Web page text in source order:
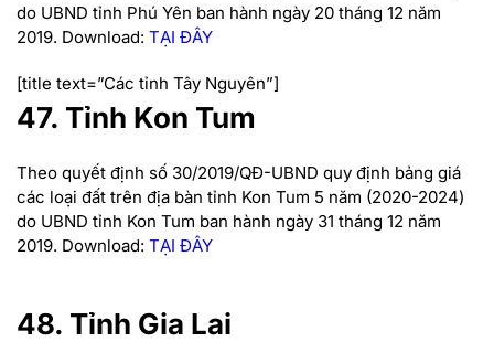
do UBND tỉnh Phú Yên ban hành ngày 20 tháng 12 năm
2019. Download: TẠI ĐÂY
[title text=”Các tỉnh Tây Nguyên”]
47. Tỉnh Kon Tum
Theo quyết định số 30/2019/QĐ-UBND quy định bảng giá
các loại đất trên địa bàn tỉnh Kon Tum 5 năm (2020-2024)
do UBND tỉnh Kon Tum ban hành ngày 31 tháng 12 năm
2019. Download: TẠI ĐÂY
48. Tỉnh Gia Lai